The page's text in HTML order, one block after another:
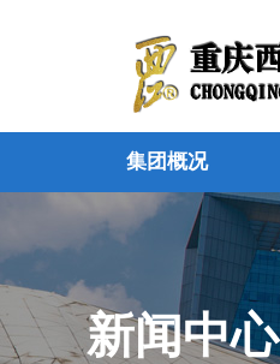
集团概况
新闻中心